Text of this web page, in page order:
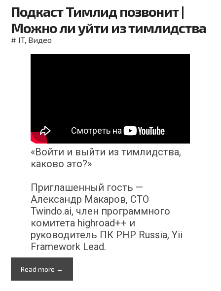
Подкаст Тимлид позвонит |
Можно ли уйти из тимлидства
# IT, Видео
«Войти и выйти из тимлидства,
каково это?»
Приглашенный гость —
Александр Макаров, CTO
Twindo.ai, член программного
комитета highroad++ и
руководитель ПК PHP Russia, Yii
Framework Lead.
Read more →